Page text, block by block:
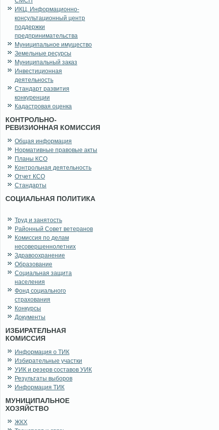
ИКЦ. Информационно-
консультационный центр
поддержки
предпринимательства
Муниципальное имущество
Земельные ресурсы
Муниципальный заказ
Инвестиционная
деятельность
Стандарт развития
конкуренции
Кадастровая оценка
КОНТРОЛЬНО-
РЕВИЗИОННАЯ КОМИССИЯ
Общая информация
Нормативные правовые акты
Планы КСО
Контрольная деятельность
Отчет КСО
Стандарты
СОЦИАЛЬНАЯ ПОЛИТИКА
Труд и занятость
Районный Совет ветеранов
Комиссия по делам
несовершеннолетних
Здравоохранение
Образование
Социальная защита
населения
Фонд социального
страхования
Конкурсы
Документы
ИЗБИРАТЕЛЬНАЯ
КОМИССИЯ
Информация о ТИК
Избирательные участки
УИК и резерв составов УИК
Результаты выборов
Информация ТИК
МУНИЦИПАЛЬНОЕ
ХОЗЯЙСТВО
ЖКХ